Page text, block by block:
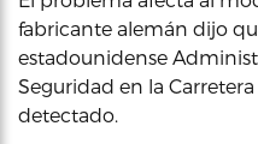
fabricante alemán dijo
estadounidense
Seguridad en la
detectado.